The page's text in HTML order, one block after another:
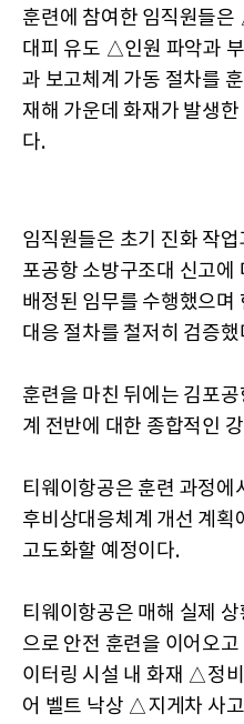
훈련에 참여한 임직원들
대피 유도 △인원 파악과
과 보고체계 가동 절차를
재해 가운데 화재가 발생
다.
임직원들은 초기 진화 작
포공항 소방구조대 신고에
배정된 임무를 수행했으며
대응 절차를 철저히 검증했
훈련을 마친 뒤에는 김포
계 전반에 대한 종합적인
티웨이항공은 훈련 과정에
후비상대응체계 개선 계획
고도화할 예정이다.
티웨이항공은 매해 실제
으로 안전 훈련을 이어오
이터링 시설 내 화재 △정
어 벨트 낙상 △지게차 사